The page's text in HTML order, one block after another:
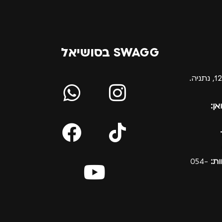
054-
SWAGG בסושיאל